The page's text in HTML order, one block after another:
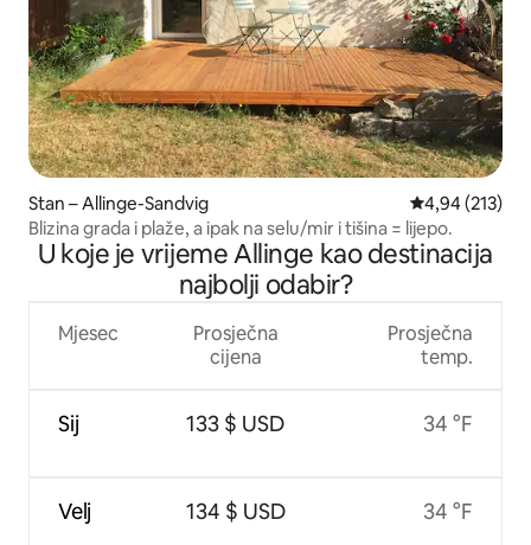
Stan – Allinge-Sandvig Prosječna
4,94 (213)
Blizina grada i plaže, a ipak na selu/mir i tišina = lijepo.
U koje je vrijeme Allinge kao destinacija
najbolji odabir?
Mjesec
Sij
Velj
Prosječna
cijena
133 $ USD
134 $ USD
Prosječna
temp.
34 °F
34 °F